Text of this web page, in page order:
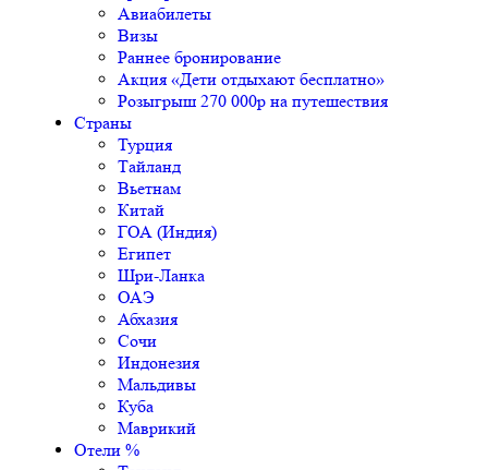
Авиабилеты
Визы
Раннее бронирование
Акция «Дети отдыхают бесплатно»
Розыгрыш 270 000р на путешествия
Страны
Турция
Тайланд
Вьетнам
Китай
ГОА (Индия)
Египет
Шри-Ланка
ОАЭ
Абхазия
Сочи
Индонезия
Мальдивы
Куба
Маврикий
Отели %